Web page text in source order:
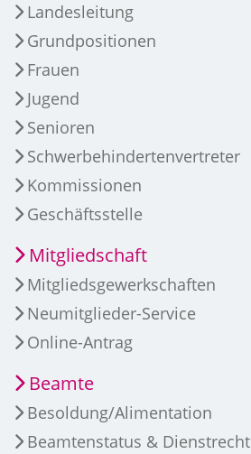
Landesleitung
Grundpositionen
Frauen
Jugend
Senioren
Schwerbehindertenvertreter
Kommissionen
Geschäftsstelle
Mitgliedschaft
Mitgliedsgewerkschaften
Neumitglieder-Service
Online-Antrag
Beamte
Besoldung/Alimentation
Beamtenstatus & Dienstrecht